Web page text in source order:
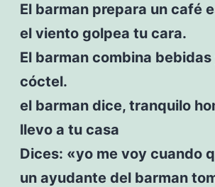
El barman prepara un café
el viento golpea tu cara.
El barman combina
cóctel.
el barman dice, tranquilo
llevo a tu casa
Dices: «yo me voy cuando
un ayudante del barman